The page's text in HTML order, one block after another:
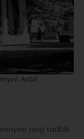
Antal
meg tudták